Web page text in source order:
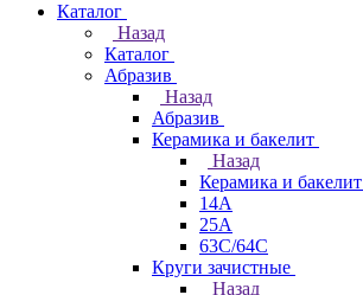
Каталог
Назад
Каталог
Абразив
Назад
Абразив
Керамика и бакелит
Назад
Керамика и бакелит
14А
25А
63С/64С
Круги зачистные
Назад